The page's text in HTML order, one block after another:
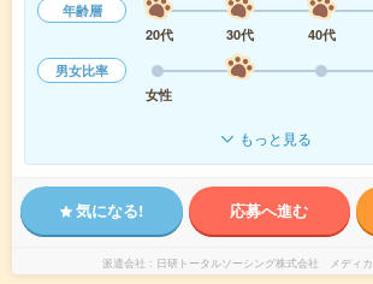
年齢層
20代
30代 40代
男女比率
女性
もっと見る
気になる! 応募へ進む
派遣会社 日研トータルソーシング株式会社 メディ